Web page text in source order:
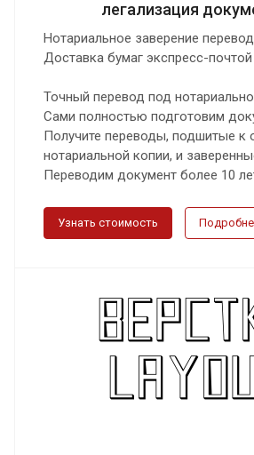
легализация
Нотариальное заверение
Доставка бумаг экспресс-
Точный перевод под
Сами полностью подготовим
Получите переводы, подшитые к
нотариальной копии, и
Переводим документ более 10
Узнать стоимость